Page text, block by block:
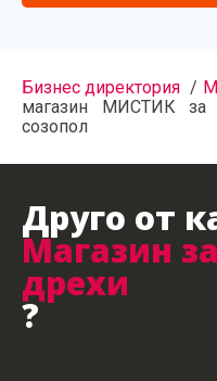
Бизнес директория
магазин МИСТИК
созопол
Друго от
Магазин
дрехи
?